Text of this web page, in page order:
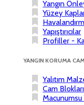
Yangın
Yüzey
Yapıştırıcılar
Profiller -
YANGIN KORUMA
Yalıtım
Cam
Macunumsu